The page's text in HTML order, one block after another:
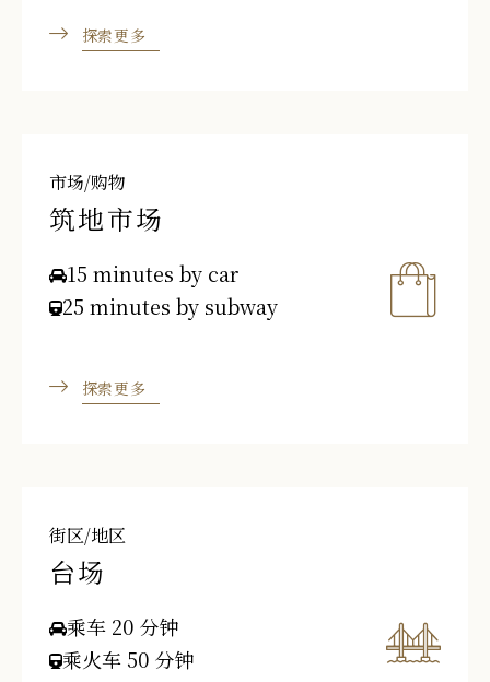
探索更多
市场/购物
筑地市场
15 minutes by car
25 minutes by subway
探索更多
街区/地区
台场
乘车 20 分钟
乘火车 50 分钟